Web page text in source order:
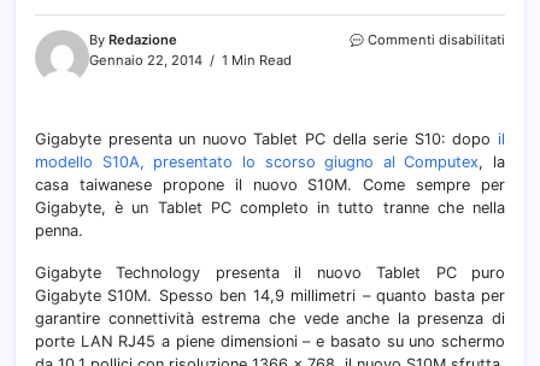
By Redazione
Gennaio 22, 2014
1 Min Read
Commenti disabilitati
a
parte
Gigabyte presenta un nuovo Tablet PC della serie S10: dopo il
modello S10A, presentato lo scorso giugno al Computex, la
casa taiwanese propone il nuovo S10M. Come sempre per
Gigabyte, è un Tablet PC completo in tutto tranne che nella
penna.
Gigabyte Technology presenta il nuovo Tablet PC puro
Gigabyte S10M. Spesso ben 14,9 millimetri – quanto basta per
garantire connettività estrema che vede anche la presenza di
porte LAN RJ45 a piene dimensioni – e basato su uno schermo